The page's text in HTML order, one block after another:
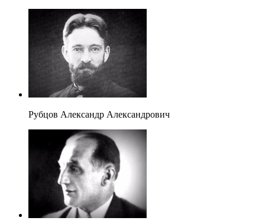
Рубцов Александр Александрович